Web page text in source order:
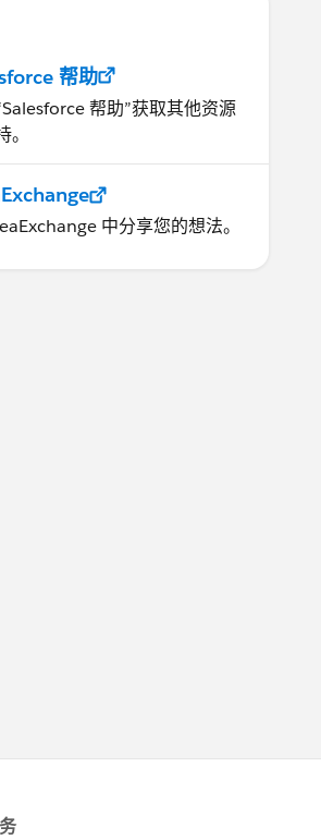
帮助
帮助”获取其他资源
中分享您的想法。